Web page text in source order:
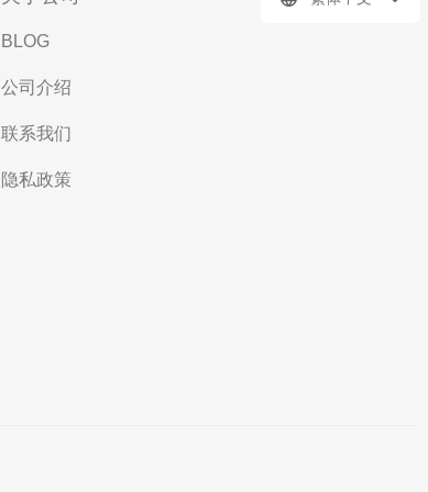
BLOG
公司介绍
联系我们
隐私政策